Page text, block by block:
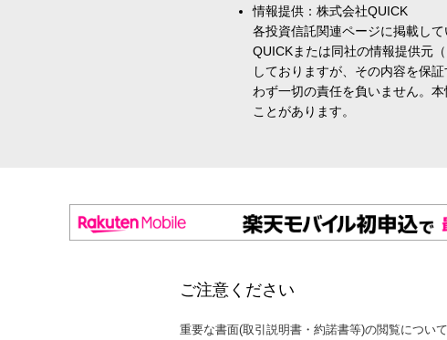
情報提供：株式会社QUICK
各投資信託関連ページに掲載し
QUICKまたは同社の情報提供元
しておりますが、その内容を保
わず一切の責任を負いません。
ことがあります。
ご注意ください
重要な書面(取引説明書・約諾書等)の閲覧について